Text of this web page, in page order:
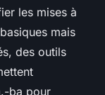
les mises à
mais
des outils
ba pour